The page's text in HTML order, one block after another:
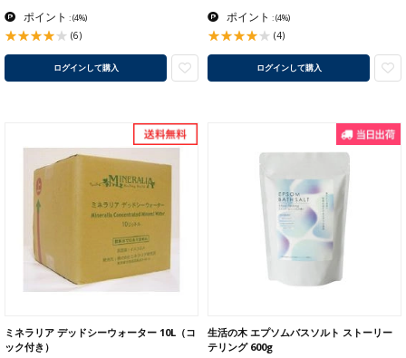
ポイント :(4%)
(6)
ログインして購入
ポイント :(4%)
(4)
ログインして購入
ミネラリア デッドシーウォーター 10L（コ
ック付き）
生活の木 エプソムバスソルト ストーリー
テリング 600g